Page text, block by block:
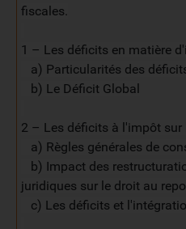
fiscales.
1 – Les déficits en matière
a) Particularités des
b) Le Déficit Global
2 – Les déficits à l'impôt sur
a) Règles générales de
b) Impact des
juridiques sur le droit au
c) Les déficits et